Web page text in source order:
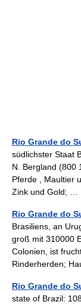
Rio Grande do
südlichster Staat
N. Bergland (800
Pferde , Maultier
Zink und Gold; …
Rio Grande do
Brasiliens, an
groß mit 310000
Colonien, ist
Rinderherden;
Rio Grande do
state of Brazil: